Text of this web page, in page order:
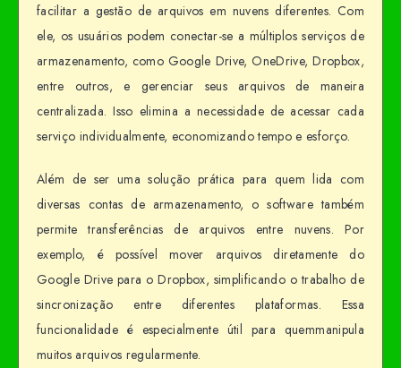
facilitar a gestão de arquivos em nuvens diferentes. Com
ele, os usuários podem conectar-se a múltiplos serviços de
armazenamento, como Google Drive, OneDrive, Dropbox,
entre outros, e gerenciar seus arquivos de maneira
centralizada. Isso elimina a necessidade de acessar cada
serviço individualmente, economizando tempo e esforço.
Além de ser uma solução prática para quem lida com
diversas contas de armazenamento, o software também
permite transferências de arquivos entre nuvens. Por
exemplo, é possível mover arquivos diretamente do
Google Drive para o Dropbox, simplificando o trabalho de
sincronização entre diferentes plataformas. Essa
funcionalidade é especialmente útil para quemmanipula
muitos arquivos regularmente.